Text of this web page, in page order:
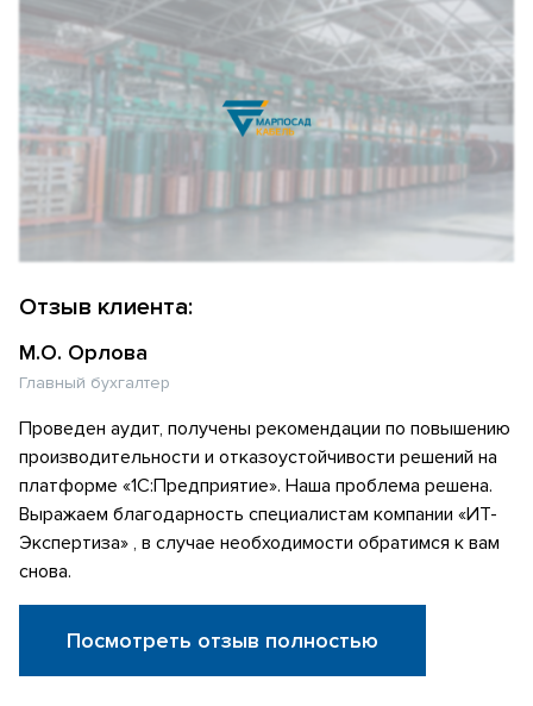
Отзыв клиента:
М.О. Орлова
Главный бухгалтер
Проведен аудит, получены рекомендации по повышению
производительности и отказоустойчивости решений на
платформе «1С:Предприятие». Наша проблема решена.
Выражаем благодарность специалистам компании «ИТ-
Экспертиза» , в случае необходимости обратимся к вам
снова.
Посмотреть отзыв полностью